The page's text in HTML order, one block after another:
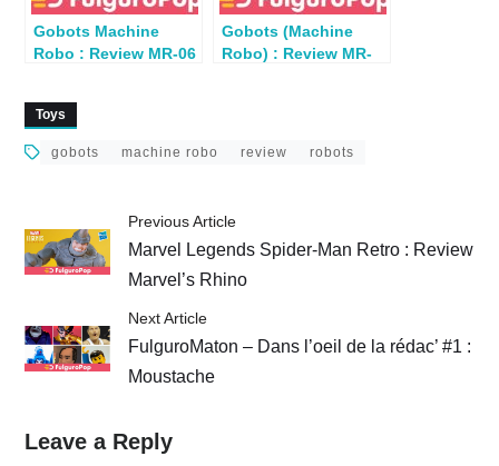
Gobots Machine
Robo : Review MR-06
Gobots (Machine
Robo) : Review MR-
Toys
gobots machine robo review robots
Previous Article
Marvel Legends Spider-Man Retro : Review
Marvel’s Rhino
Next Article
FulguroMaton – Dans l’oeil de la rédac’ #1 :
Moustache
Leave a Reply